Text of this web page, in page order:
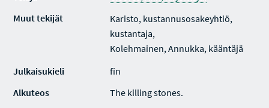
Muut tekijät
Karisto, kustannusosakeyhtiö,
kustantaja,
Kolehmainen, Annukka, kääntäjä
Julkaisukieli
fin
Alkuteos
The killing stones.